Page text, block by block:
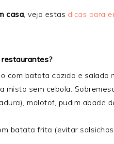
casa, veja estas dicas para
com batata cozida e salada
mista sem cebola.
molotof, pudim abade
batata frita (evitar